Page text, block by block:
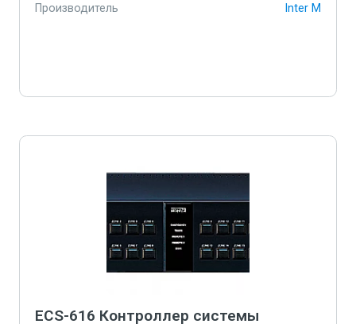
Производитель Inter M
ECS-616 Контроллер системы